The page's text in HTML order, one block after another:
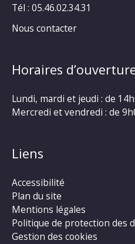
Tél : 05.46.02.34.31
Nous contacter
Horaires
Lundi, mardi et jeudi : de
Mercredi et vendredi : de
Liens
Accessibilité
Plan du site
Mentions légales
Politique de protection des
Gestion des cookies